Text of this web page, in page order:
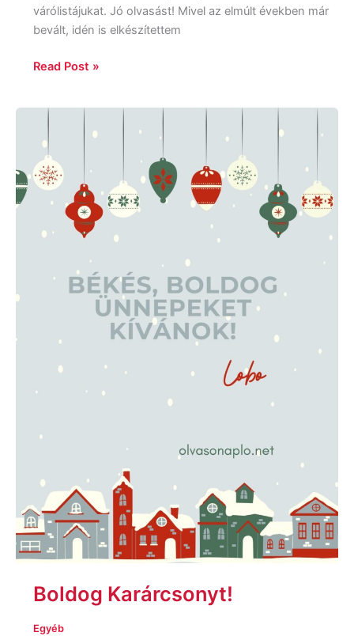
várólistájukat. Jó olvasást! Mivel az elmúlt években már
bevált, idén is elkészítettem
Read Post »
Boldog Karárcsonyt!
Egyéb
Boldog
Karárcsonyt!